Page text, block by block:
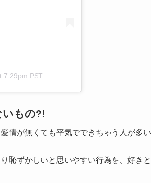
7:29pm PST
いもの?!
情が無くても平気でできちゃう人が多い
恥ずかしいと思いやすい行為を、好きと